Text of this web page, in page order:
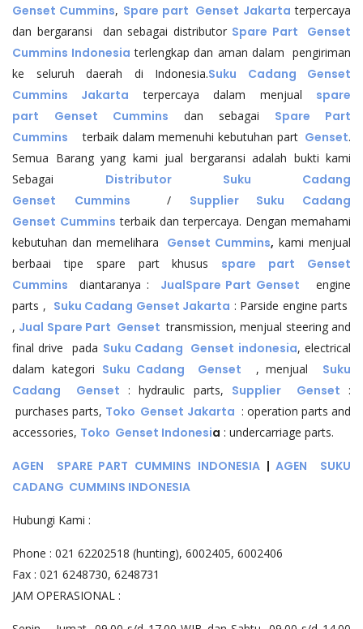
Genset Cummins, Spare part Genset Jakarta terpercaya
dan bergaransi dan sebagai distributor Spare Part Genset
Cummins Indonesia terlengkap dan aman dalam pengiriman
ke seluruh daerah di Indonesia.Suku Cadang Genset
Cummins Jakarta terpercaya dalam menjual spare
part
Genset Cummins dan sebagai Spare Part
Cummins
terbaik dalam memenuhi kebutuhan part Genset.
Semua Barang yang kami jual bergaransi adalah bukti kami
Sebagai Distributor Suku Cadang
Genset
Cummins / Supplier Suku Cadang
Genset Cummins terbaik dan terpercaya. Dengan memahami
kebutuhan dan memelihara
Genset Cummins, kami menjual
berbaai tipe spare part khusus spare part Genset
Cummins diantaranya : JualSpare Part Genset
engine
parts , Suku Cadang Genset Jakarta : Parside engine parts
, Jual Spare Part Genset transmission, menjual steering and
final drive pada Suku Cadang Genset indonesia, electrical
dalam kategori Suku Cadang Genset , menjual Suku
Cadang Genset : hydraulic parts, Supplier Genset :
purchases parts, Toko Genset Jakarta : operation parts and
accessories, Toko Genset Indonesia : undercarriage parts.
AGEN SPARE PART CUMMINS INDONESIA|AGEN SUKU
CADANG CUMMINS INDONESIA
Hubungi Kami :
Phone : 021 62202518 (hunting), 6002405, 6002406
Fax : 021 6248730, 6248731
JAM OPERASIONAL :